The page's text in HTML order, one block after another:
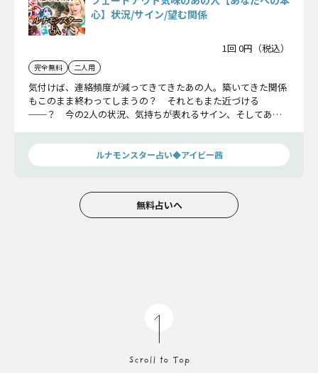
心】状況/サイン/望む関係
1回 0円（税込）
完全無料 二人用
気付けば、連絡頻度が減ってきてきたあの人。築いてきた関係
もこのまま終わってしまうの？ それともまた近づける
──？ 今の2人の状況、気持ちが表れるサイン、そしてあの
ルナモンスター占い◆アイビー茜
無料占いへ